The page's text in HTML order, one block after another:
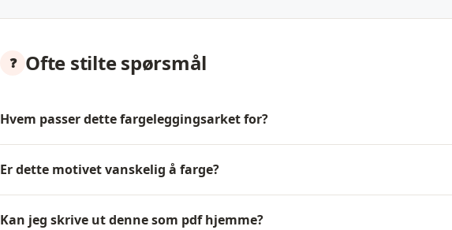
Ofte stilte spørsmål
Hvem passer dette fargeleggingsarket for?
Er dette motivet vanskelig å farge?
Kan jeg skrive ut denne som pdf hjemme?